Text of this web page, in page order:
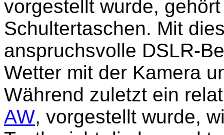
vorgestellt wurde,
Schultertaschen. Mit
anspruchsvolle DSLR-
Wetter mit der Kamera
Während zuletzt ein
AW, vorgestellt wurde,